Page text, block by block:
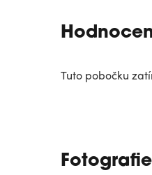
Tuto pobočku